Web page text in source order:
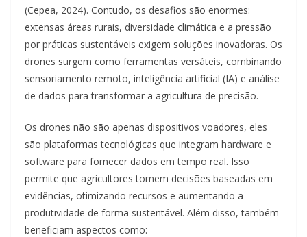
(Cepea, 2024). Contudo, os desafios são enormes:
extensas áreas rurais, diversidade climática e a pressão
por práticas sustentáveis exigem soluções inovadoras. Os
drones surgem como ferramentas versáteis, combinando
sensoriamento remoto, inteligência artificial (IA) e análise
de dados para transformar a agricultura de precisão.
Os drones não são apenas dispositivos voadores, eles
são plataformas tecnológicas que integram hardware e
software para fornecer dados em tempo real. Isso
permite que agricultores tomem decisões baseadas em
evidências, otimizando recursos e aumentando a
produtividade de forma sustentável. Além disso, também
beneficiam aspectos como: